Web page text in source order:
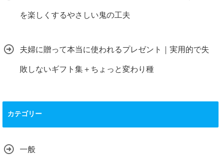
を楽しくするやさしい鬼の工夫
夫婦に贈って本当に使われるプレゼント｜実用的で失
敗しないギフト集＋ちょっと変わり種
カテゴリー
一般